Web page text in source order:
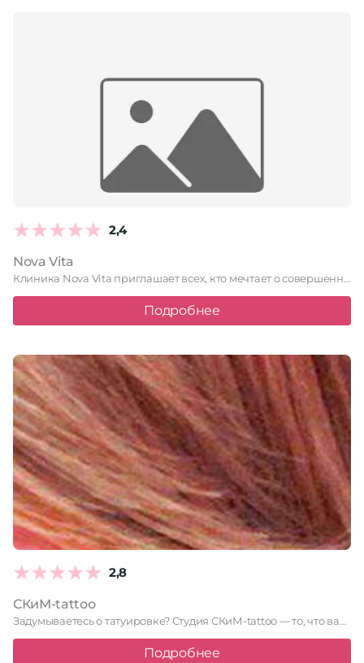
2,4
Nova Vita
Клиника Nova Vita приглашает всех, кто мечтает о совершенной внешности, …
Подробнее
2,8
СКиМ-tattoo
Задумываетесь о татуировке? Студия СКиМ-tattoo — то, что вам нужно! …
Подробнее